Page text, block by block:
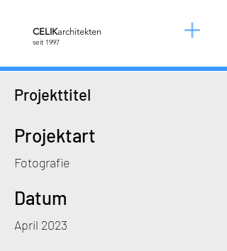
seit 1997
​CELIKarchitekten
Projekttitel
Projektart
Fotografie
Datum
April 2023